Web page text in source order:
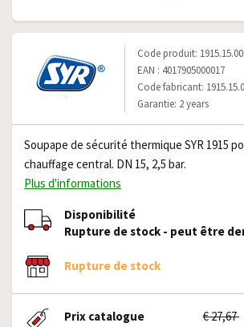
Code produit:
EAN : 4017905000017
Code fabricant:
Garantie: 2 years
Soupape de sécurité thermique SYR 1915
chauffage central. DN 15, 2,5 bar.
Plus d'informations
Disponibilité
Rupture de stock - peut être
Rupture de stock
Prix catalogue
€ 27,67